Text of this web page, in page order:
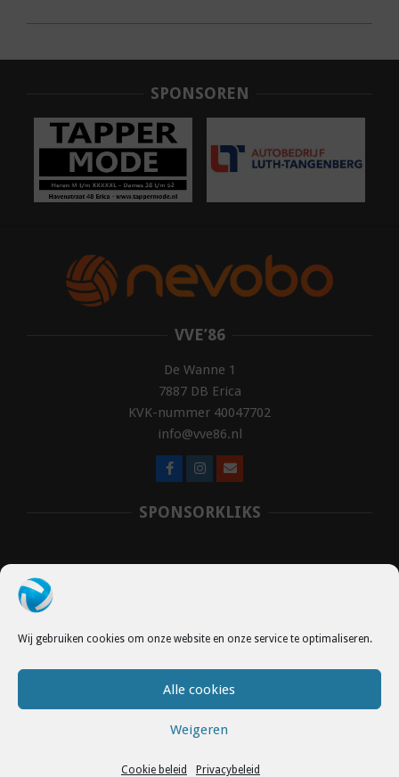
Wij gebruiken cookies om onze website en onze service te optimaliseren.
Alle cookies
Weigeren
Cookie beleid Privacybeleid
SPONSOREN
VVE’86
De Wanne 1
7887 DB Erica
KVK-nummer 40047702
info@vve86.nl
SPONSORKLIKS
© 2026 V.V.E.'86